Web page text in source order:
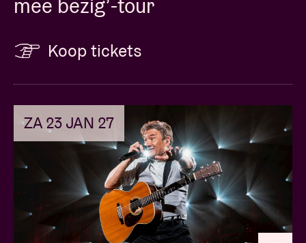
mee bezig’-tour
Koop tickets
ZA 23 JAN 27